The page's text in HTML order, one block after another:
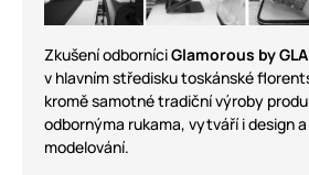
Zkušení odborníciGlamorous by
v hlavním středisku toskánské
kromě samotné tradiční výroby
odbornýma rukama, vytváří i design
modelování.